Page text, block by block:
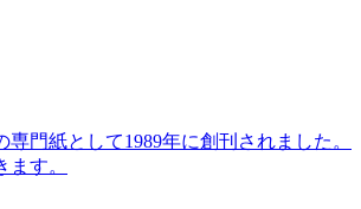
門紙として1989年に創刊されました。
す。